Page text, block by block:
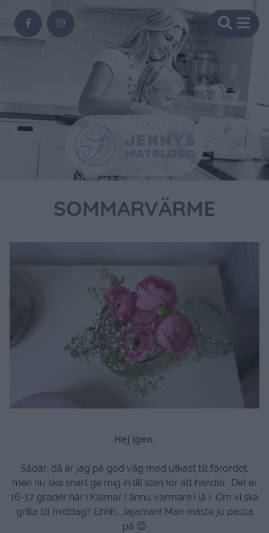
SOMMARVÄRME
Hej igen,
Sådär, då är jag på god väg med utkast till förordet,
men nu ska snart ge mig in till stan för att handla. Det är
16-17 grader här i Kalmar ( ännu varmare i lä ) Om vi ska
grilla till middag? Ehhh….Jajamän! Man måste ju passa
på 😉